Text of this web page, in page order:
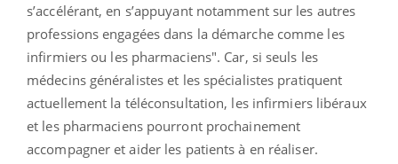
s’accélérant, en s’appuyant notamment sur les autres
professions engagées dans la démarche comme les
infirmiers ou les pharmaciens". Car, si seuls les
médecins généralistes et les spécialistes pratiquent
actuellement la téléconsultation, les infirmiers libéraux
et les pharmaciens pourront prochainement
accompagner et aider les patients à en réaliser.